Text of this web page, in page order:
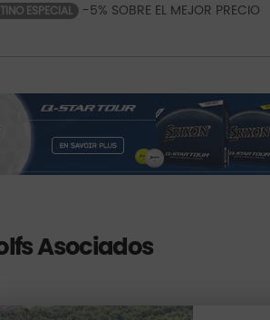
ESPECIAL -5% SOBRE EL MEJOR PRECIO
Asociados